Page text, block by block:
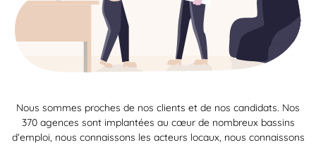
Nous sommes proches de nos clients et de nos candidats. Nos
370 agences sont implantées au cœur de nombreux bassins
d’emploi, nous connaissons les acteurs locaux, nous connaissons